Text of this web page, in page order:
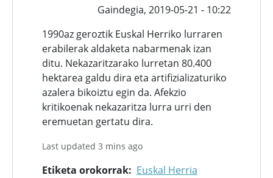
Gaindegia, 2019-05-21 - 10:22
1990az geroztik Euskal Herriko lurraren
erabilerak aldaketa nabarmenak izan
ditu. Nekazaritzarako lurretan 80.400
hektarea galdu dira eta artifizializaturiko
azalera bikoiztu egin da. Afekzio
kritikoenak nekazaritza lurra urri den
eremuetan gertatu dira.
Last updated 3 mins ago
Etiketa orokorrak Euskal Herria